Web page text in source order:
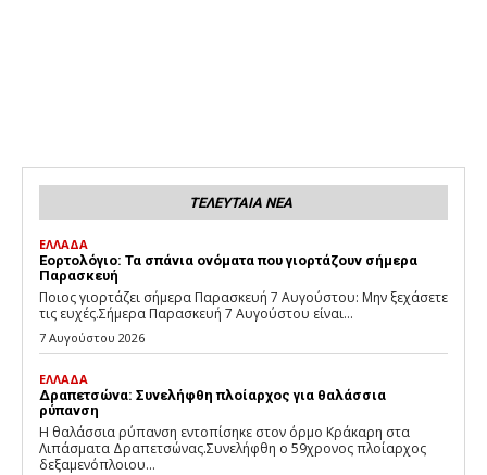
ΤΕΛΕΥΤΑΙΑ ΝΕΑ
ΕΛΛΑΔΑ
Εορτολόγιο: Τα σπάνια ονόματα που γιορτάζουν σήμερα
Παρασκευή
Ποιος γιορτάζει σήμερα Παρασκευή 7 Αυγούστου: Μην ξεχάσετε
τις ευχές.Σήμερα Παρασκευή 7 Αυγούστου είναι...
7 Αυγούστου 2026
ΕΛΛΑΔΑ
Δραπετσώνα: Συνελήφθη πλοίαρχος για θαλάσσια
ρύπανση
Η θαλάσσια ρύπανση εντοπίσηκε στον όρμο Κράκαρη στα
Λιπάσματα Δραπετσώνας.Συνελήφθη ο 59χρονος πλοίαρχος
δεξαμενόπλοιου...